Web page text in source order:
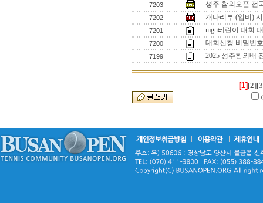
7203 성주 참외오픈 전
7202 개나리부 (입비)
7201 mgn테린이 대회
7200 대회신청 비밀번호
7199 2025 성주참외배
[1] [2]